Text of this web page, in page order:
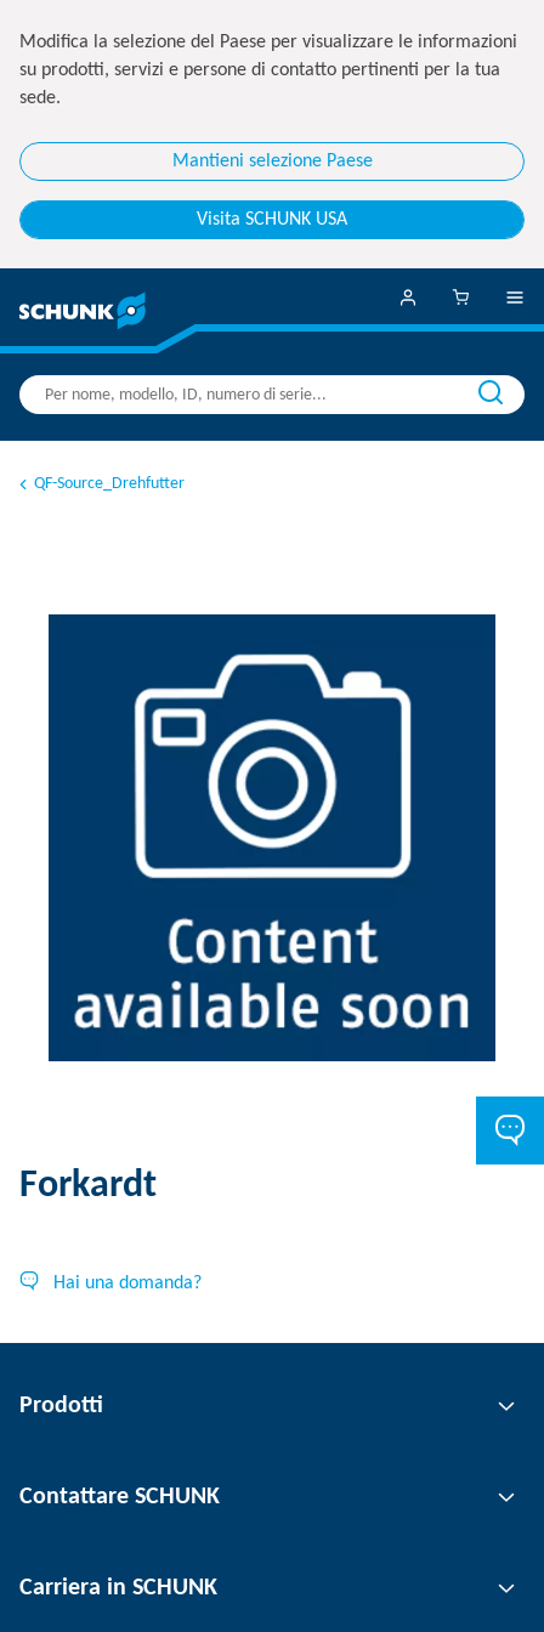
Modifica la selezione del Paese per visualizzare le informazioni
su prodotti, servizi e persone di contatto pertinenti per la tua
sede.
Mantieni selezione Paese
Visita SCHUNK USA
QF-Source_Drehfutter
Forkardt
Hai una domanda?
Prodotti
Tecnologia di automazione
Tecnica di serraggio del pezzo
Contattare SCHUNK
Sedi
Carriera in SCHUNK